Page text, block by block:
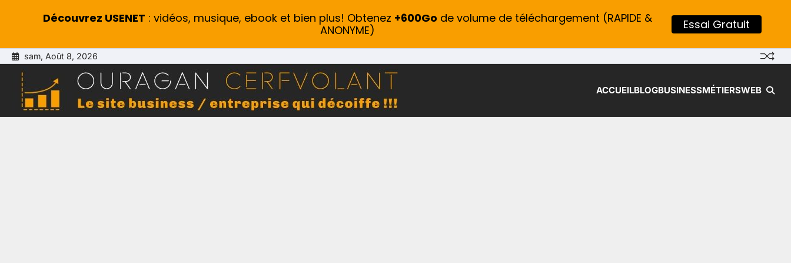
Skip
content
sam, Août 8, 2026
ACCUEILBLOGBUSINESSMÉTIERSWEB
Découvrez USENET : vidéos, musique, ebook et bien plus! Obtenez +600Go de volume de téléchargement (RAPIDE &
ANONYME)
Essai Gratuit